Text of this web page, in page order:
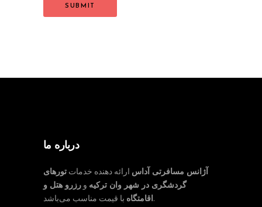
درباره ما
آژانس مسافرتی آداس ارائه دهنده خدماتتورهای
گردشگری در شهر وان ترکیه ورزرو هتل و
اقامتگاهبا قیمت مناسب می‌باشد.